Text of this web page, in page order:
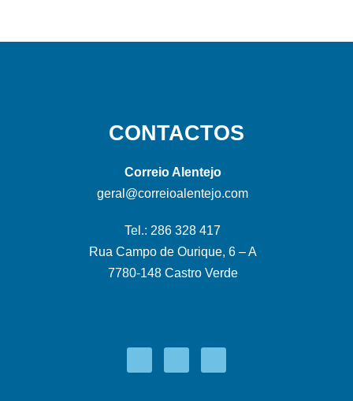
CONTACTOS
Correio Alentejo
geral@correioalentejo.com
Tel.: 286 328 417
Rua Campo de Ourique, 6 – A
7780-148 Castro Verde